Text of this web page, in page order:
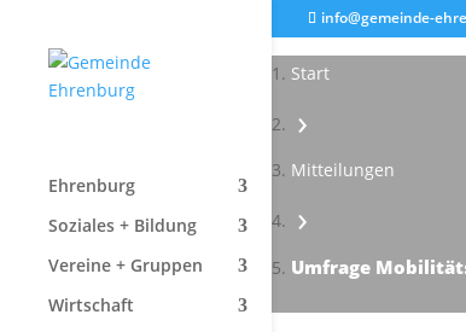
info@gemeinde-
Ehrenburg
Soziales + Bildung
Vereine + Gruppen
Wirtschaft
Start
›
Mitteilungen
›
Umfrage